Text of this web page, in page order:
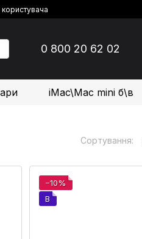
0 800 20 62 02
iMac\Mac mini б\в
Сортування:
−10%
B